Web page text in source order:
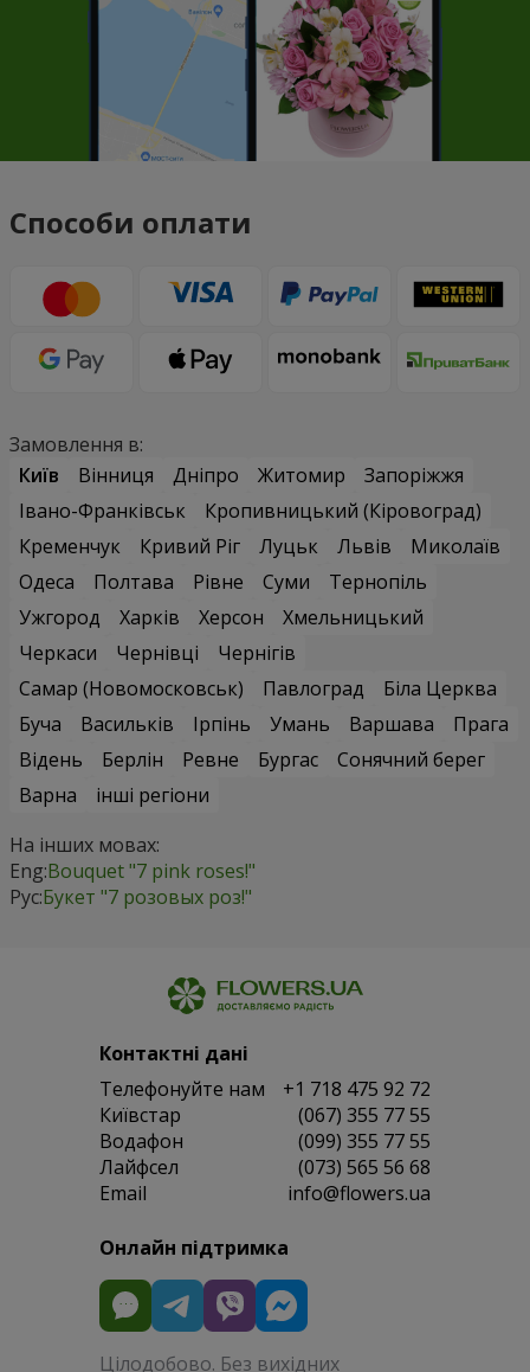
Способи оплати
Замовлення в:
Київ
Вінниця Дніпро Житомир
Запоріжжя
Івано-Франківськ
Кропивницький (Кіровоград)
Кременчук
Кривий Ріг Луцьк Львів
Миколаїв
Одеса
Полтава Рівне Суми
Тернопіль
Ужгород
Харків Херсон
Хмельницький
Черкаси
Чернівці
Чернігів
Самар (Новомосковськ)
Павлоград
Біла Церква
Буча
Васильків Ірпінь Умань Варшава
Прага
Відень
Берлін Ревне Бургас
Сонячний берег
Варна
інші регіони
На інших мовах:
Eng:Bouquet "7 pink roses!"
Рус:Букет "7 розовых роз!"
Контактні дані
Телефонуйте нам
+1 718 475 92 72
Київстар
(067) 355 77 55
Водафон
(099) 355 77 55
Лайфсел
(073) 565 56 68
Email
info@flowers.ua
Онлайн підтримка
Цілодобово. Без вихідних